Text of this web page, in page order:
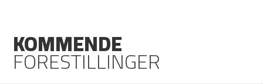
KOMMENDE
FORESTILLINGER